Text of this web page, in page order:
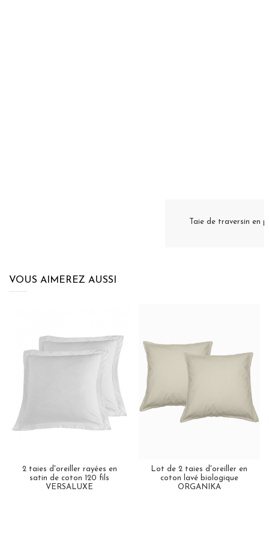
Taie de traversin en
VOUS AIMEREZ AUSSI
2 taies d'oreiller rayées en
satin de coton 120 fils
VERSALUXE
Lot de 2 taies d'oreiller en
coton lavé biologique
ORGANIKA